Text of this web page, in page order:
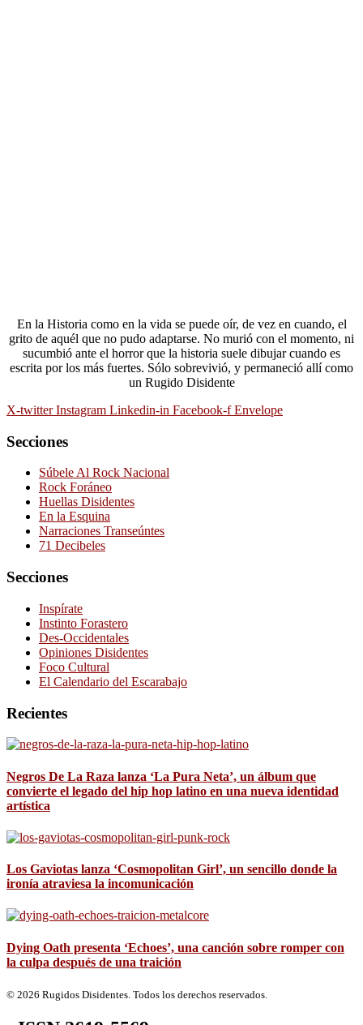
En la Historia como en la vida se puede oír, de vez en cuando, el
grito de aquél que no pudo adaptarse. No murió con el momento, ni
sucumbió ante el horror que la historia suele dibujar cuando es
escrita por los más fuertes. Sólo sobrevivió, y permaneció allí como
un Rugido Disidente
X-twitter Instagram Linkedin-in Facebook-f Envelope
Secciones
Súbele Al Rock Nacional
Rock Foráneo
Huellas Disidentes
En la Esquina
Narraciones Transeúntes
71 Decibeles
Secciones
Inspírate
Instinto Forastero
Des-Occidentales
Opiniones Disidentes
Foco Cultural
El Calendario del Escarabajo
Recientes
Negros De La Raza lanza ‘La Pura Neta’, un álbum que
convierte el legado del hip hop latino en una nueva identidad
artística
Los Gaviotas lanza ‘Cosmopolitan Girl’, un sencillo donde la
ironía atraviesa la incomunicación
Dying Oath presenta ‘Echoes’, una canción sobre romper con
la culpa después de una traición
© 2026 Rugidos Disidentes. Todos los derechos reservados.